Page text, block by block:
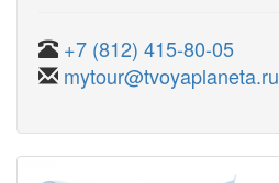
+7 (812) 415-80-05
mytour@tvoyaplaneta.ru